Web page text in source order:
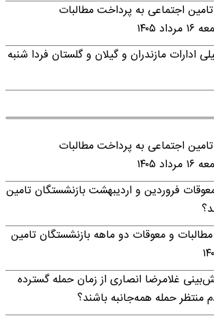
اجتماعی به پرداخت مطالبات
مازندران و گیلان و گلستان فردا شنبه
اجتماعی به پرداخت مطالبات
فروردین و اردیبهشت بازنشستگان تامین
و معوقات دو ماهه بازنشستگان تامین
غلامرضا انصاری از زمان حمله گسترده
منتظر حمله همه‌جانبه باشند؟